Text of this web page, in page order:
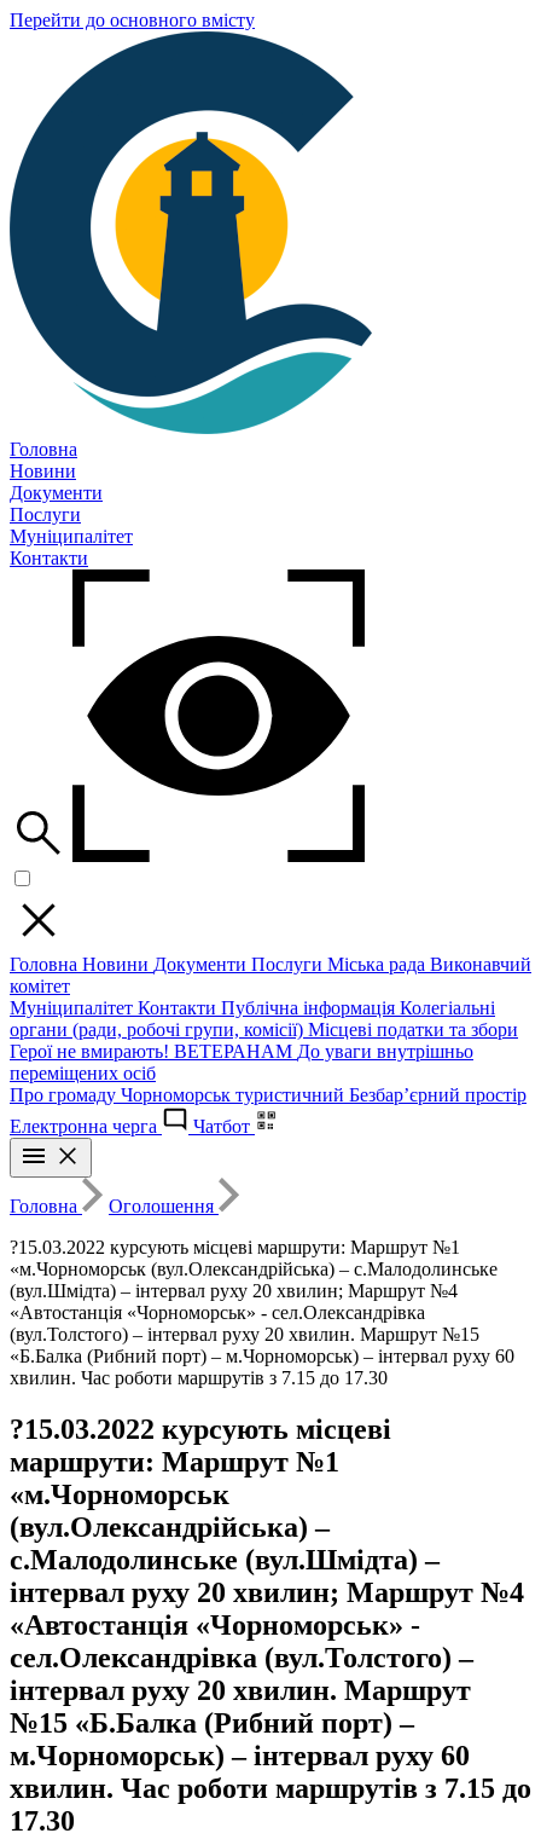
Перейти до основного вмісту
Головна
Новини
Документи
Послуги
Муніципалітет
Контакти
Головна Новини Документи Послуги Міська рада Виконавчий
комітет
Муніципалітет Контакти Публічна інформація Колегіальні
органи (ради, робочі групи, комісії) Місцеві податки та збори
Герої не вмирають! ВЕТЕРАНАМ До уваги внутрішньо
переміщених осіб
Про громаду Чорноморськ туристичний Безбар’єрний простір
Електронна черга
Чатбот
Головна
Оголошення
?15.03.2022 курсують місцеві маршрути: Маршрут №1
«м.Чорноморськ (вул.Олександрійська) – с.Малодолинське
(вул.Шмідта) – інтервал руху 20 хвилин; Маршрут №4
«Автостанція «Чорноморськ» - сел.Олександрівка
(вул.Толстого) – інтервал руху 20 хвилин. Маршрут №15
«Б.Балка (Рибний порт) – м.Чорноморськ) – інтервал руху 60
хвилин. Час роботи маршрутів з 7.15 до 17.30
?15.03.2022 курсують місцеві
маршрути: Маршрут №1
«м.Чорноморськ
(вул.Олександрійська) –
с.Малодолинське (вул.Шмідта) –
інтервал руху 20 хвилин; Маршрут №4
«Автостанція «Чорноморськ» -
сел.Олександрівка (вул.Толстого) –
інтервал руху 20 хвилин. Маршрут
№15 «Б.Балка (Рибний порт) –
м.Чорноморськ) – інтервал руху 60
хвилин. Час роботи маршрутів з 7.15 до
17.30